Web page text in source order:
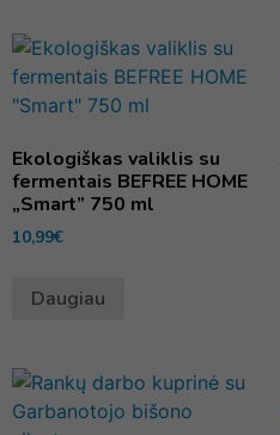
Ekologiškas valiklis su
fermentais BEFREE HOME
„Smart” 750 ml
10,99€
Daugiau